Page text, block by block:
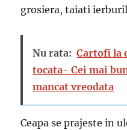
grosiera, taiati
Nu rata: Cartofi la
tocata- Cei mai
mancat vreodata
Ceapa se prajeste in